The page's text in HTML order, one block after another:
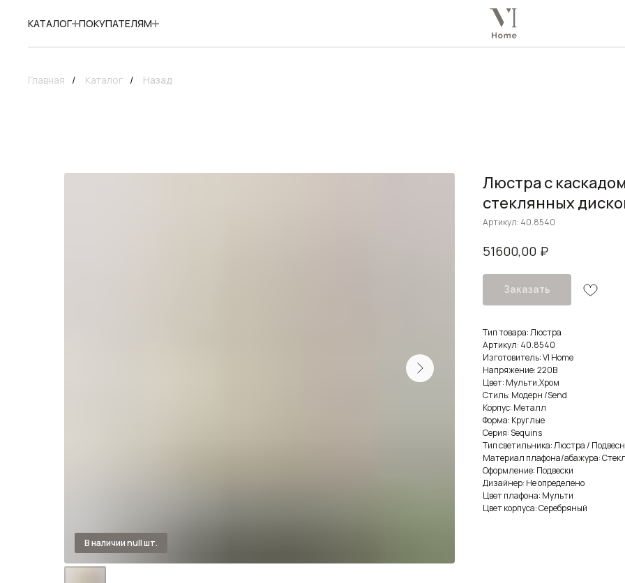
КАТАЛОГ ПОКУПАТЕЛЯМ
Главная / Каталог / Назад
Люстра с
стеклянных
Артикул: 40.8540
51600,00 ₽
Заказать
Тип товара: Люстра
Артикул: 40.8540
Изготовитель: VI Home
Напряжение: 220В
Цвет: Мульти,Хром
Стиль: Модерн /Send
Корпус: Металл
Форма: Круглые
Серия: Sequins
Тип светильника: Люстра /
Материал плафона/абажура:
Оформление: Подвески
Дизайнер: Не определено
Цвет плафона: Мульти
Цвет корпуса: Серебряный